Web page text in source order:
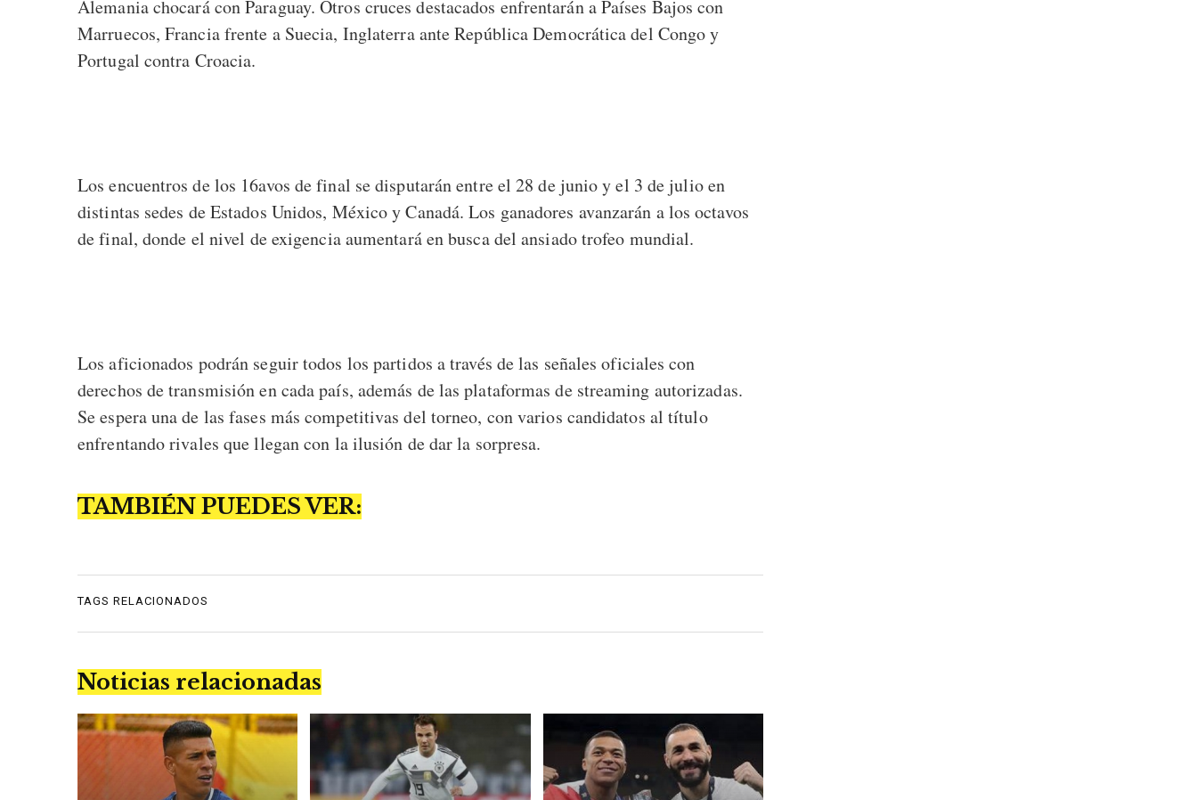
Alemania chocará con Paraguay. Otros cruces destacados enfrentarán a Países Bajos con
Marruecos, Francia frente a Suecia, Inglaterra ante República Democrática del Congo y
Portugal contra Croacia.
Los encuentros de los 16avos de final se disputarán entre el 28 de junio y el 3 de julio en
distintas sedes de Estados Unidos, México y Canadá. Los ganadores avanzarán a los octavos
de final, donde el nivel de exigencia aumentará en busca del ansiado trofeo mundial.
Los aficionados podrán seguir todos los partidos a través de las señales oficiales con
derechos de transmisión en cada país, además de las plataformas de streaming autorizadas.
Se espera una de las fases más competitivas del torneo, con varios candidatos al título
enfrentando rivales que llegan con la ilusión de dar la sorpresa.
TAMBIÉN PUEDES VER:
TAGS RELACIONADOS
Noticias relacionadas